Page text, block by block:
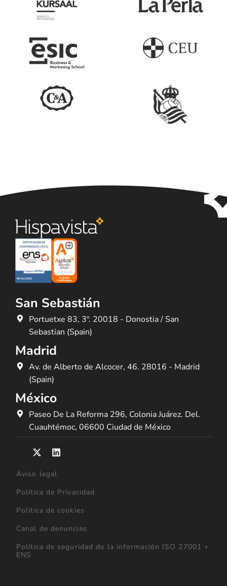
San Sebastián
Portuetxe 83, 3º. 20018 - Donostia / San
Sebastian (Spain)
Madrid
Av. de Alberto de Alcocer, 46. 28016 - Madrid
(Spain)
México
Paseo De La Reforma 296, Colonia Juárez. Del.
Cuauhtémoc, 06600 Ciudad de México
Aviso legal
Política de Privacidad
Política de cookies
Canal de denuncias
Política de seguridad de la información ISO 27001 +
ENS